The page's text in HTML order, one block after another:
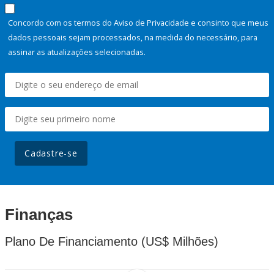
Concordo com os termos do Aviso de Privacidade e consinto que meus
dados pessoais sejam processados, na medida do necessário, para
assinar as atualizações selecionadas.
Cadastre-se
Finanças
Plano De Financiamento (US$ Milhões)